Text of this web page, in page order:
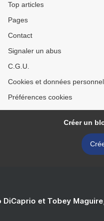
Top articles
Pages
Contact
Signaler un abus
C.G.U.
Cookies et données
Préférences cookies
Créer un
DiCaprio et Tobey